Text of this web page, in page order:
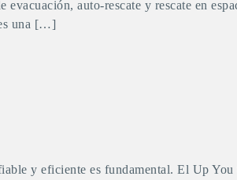
auto-rescate y rescate en
una […]
y eficiente es fundamental. El Up You